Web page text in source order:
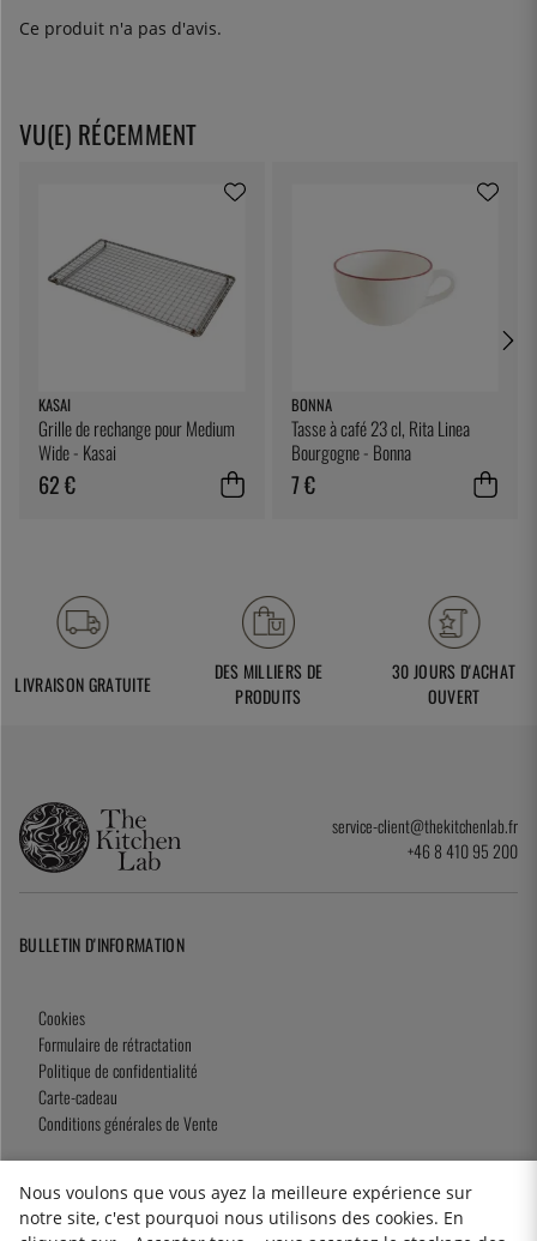
Ce produit n'a pas d'avis.
VU(E) RÉCEMMENT
KASAI
Grille de rechange pour Medium
Wide - Kasai
62 €
BONNA
Tasse à café 23 cl, Rita Linea
Bourgogne - Bonna
7 €
LIVRAISON GRATUITE
DES MILLIERS DE
PRODUITS
30 JOURS D'ACHAT
OUVERT
service-client@thekitchenlab.fr
+46 8 410 95 200
BULLETIN D'INFORMATION
Cookies
Formulaire de rétractation
Politique de confidentialité
Carte-cadeau
Conditions générales de Vente
2026 KitchenLab AB
Nous voulons que vous ayez la meilleure expérience sur
notre site, c'est pourquoi nous utilisons des cookies. En